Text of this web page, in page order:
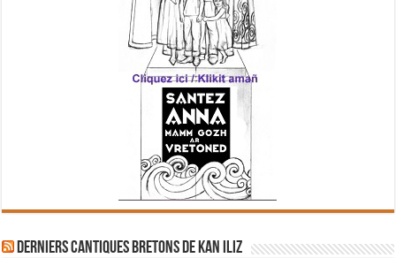
Derniers cantiques bretons de Kan Iliz